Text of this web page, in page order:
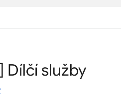
Dílčí služby